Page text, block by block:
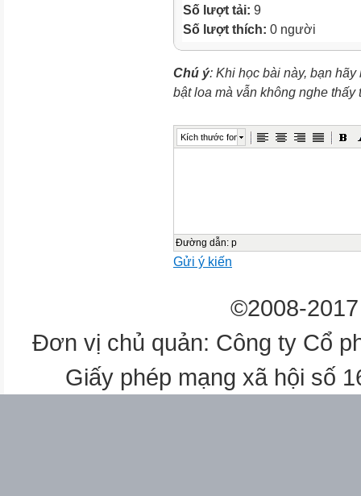
Số lượt tải: 9
Số lượt thích: 0 người
Chú ý: Khi học bài này, bạn
bật loa mà vẫn không nghe
Kích thước font
Đường dẫn: p
Gửi ý kiến
©2008-
Đơn vị chủ quản: Công ty Cổ
Giấy phép mạng xã hội số